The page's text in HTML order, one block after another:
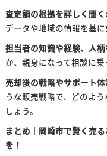
査定額の根拠を詳しく聞く:
データや地域の情報を基に
担当者の知識や経験、人
か、親身になって相談に乗
売却後の戦略やサポート
うな販売戦略で、どのよ
しょう。
まとめ｜岡崎市で賢く売
を！